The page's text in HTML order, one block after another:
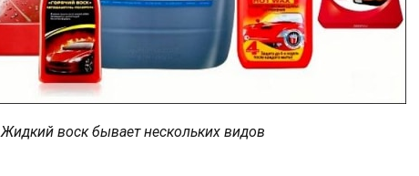
Жидкий воск бывает нескольких видов